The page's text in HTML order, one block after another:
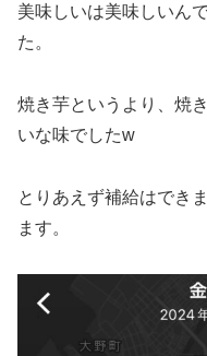
美味しいは美味しいん
た。
焼き芋というより、焼
いな味でしたw
とりあえず補給はでき
ます。